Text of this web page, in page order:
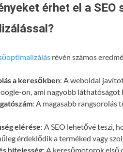
érhet el a SEO
révén számos
a keresőkben: A weboldal
on, ami nagyobb láthatóságot
: A magasabb rangsorolás
elérése: A SEO lehetővé teszi,
érdeklődik a terméked vagy
hitelesség: A keresőmotorok első